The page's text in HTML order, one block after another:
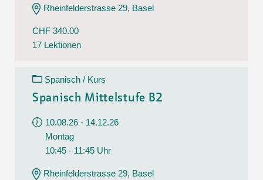
Rheinfelderstrasse 29, Basel
CHF 340.00
17 Lektionen
Spanisch / Kurs
Spanisch Mittelstufe B2
10.08.26 - 14.12.26
Montag
10:45 - 11:45 Uhr
Rheinfelderstrasse 29, Basel